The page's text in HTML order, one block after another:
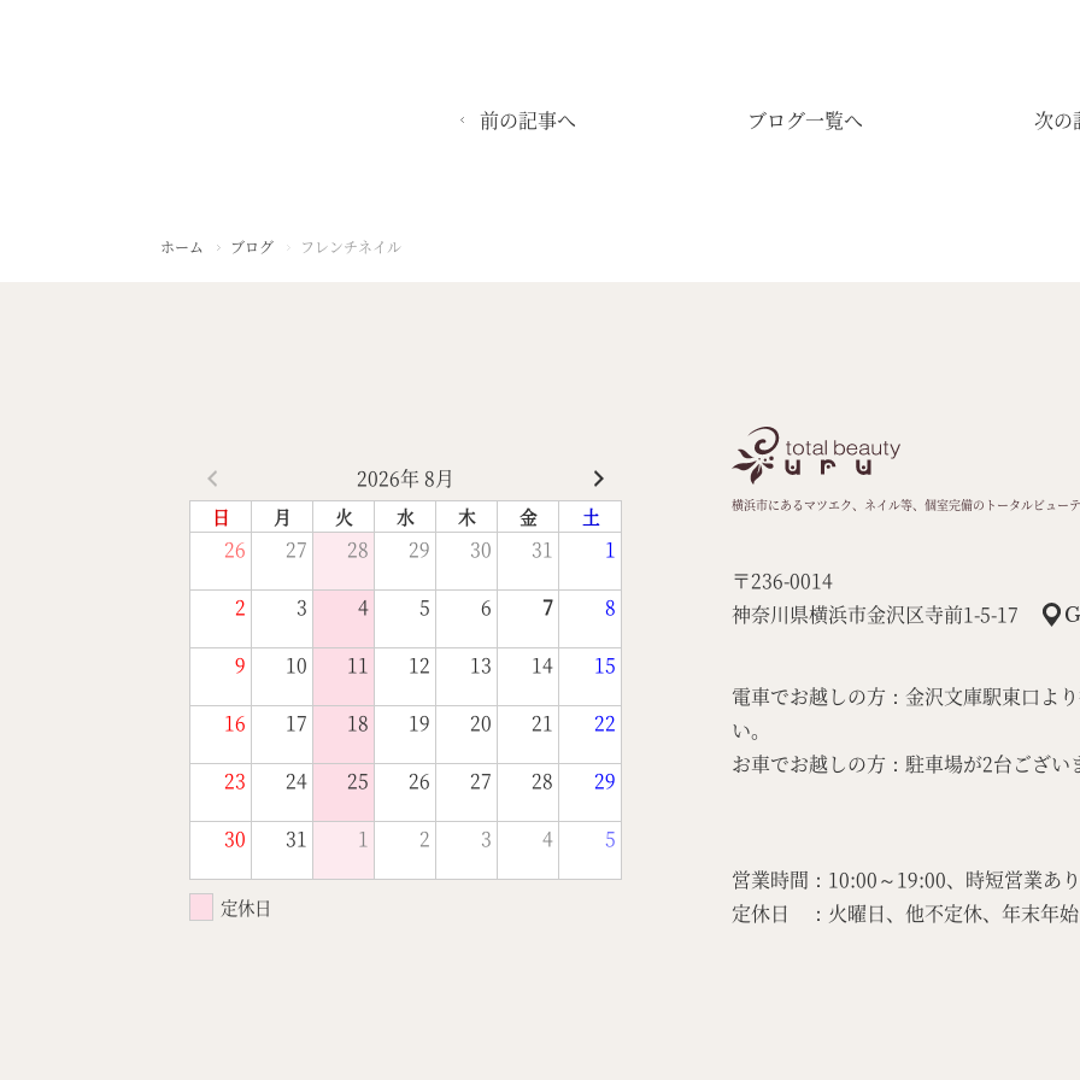
前の記事へ ブログ一覧へ 次の
ホーム ブログ フレンチネイル
2026年 8月
日 月 火 水 木 金 土
26 27 28 29 30 31 1
2 3 4 5 6 7 8
9 10 11 12 13 14 15
16 17 18 19 20 21 22
23 24 25 26 27 28 29
30 31 1 2 3 4 5
定休日
横浜市にあるマツエク、ネイル等、個室完備のトータルビュー
〒236-0014
神奈川県横浜市金沢区寺前1-5-17
電車でお越しの方：金沢文庫駅東口よ
い。
お車でお越しの方：駐車場が2台ござい
営業時間：10:00～19:00、時短営業あり
定休日 ：火曜日、他不定休、年末年始